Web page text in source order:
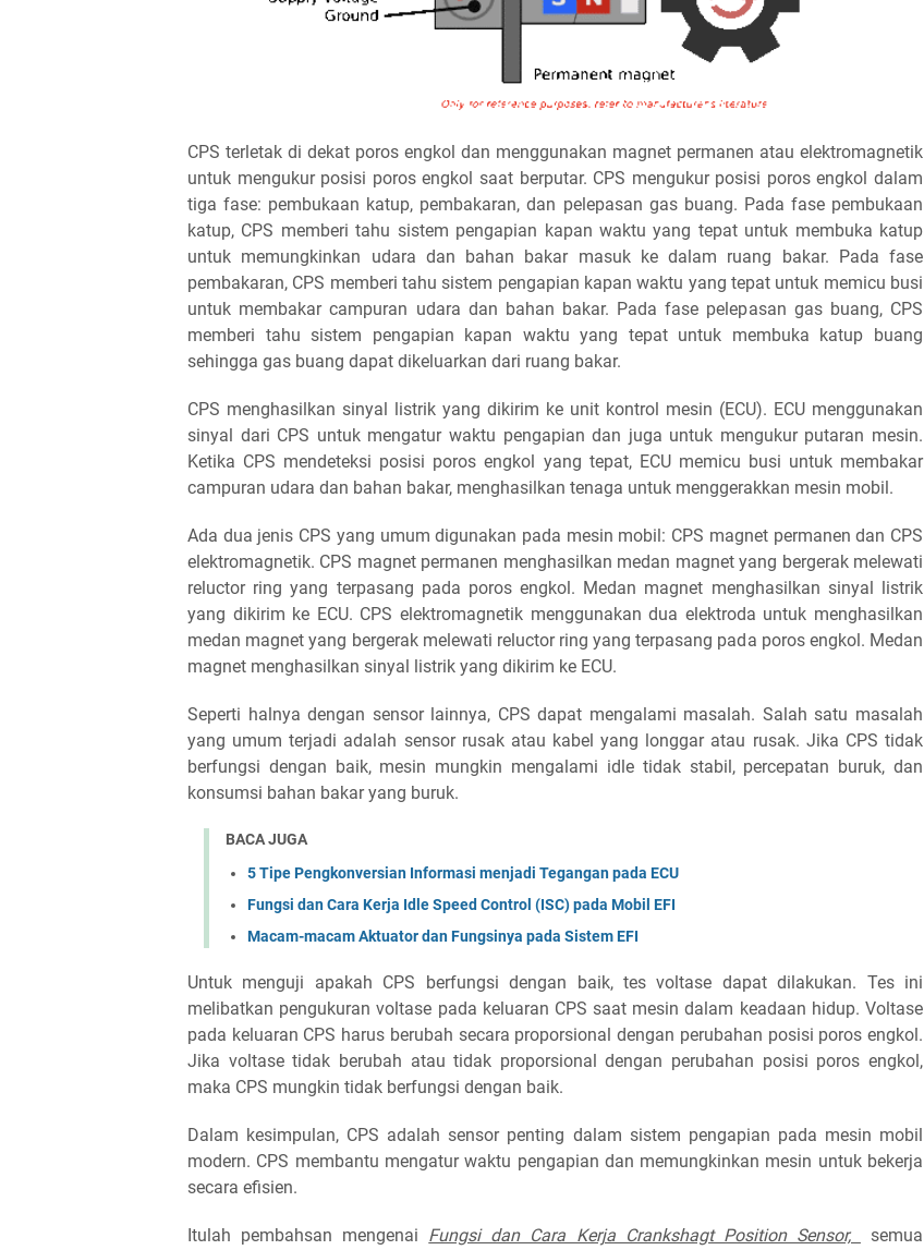
CPS terletak di dekat poros engkol dan menggunakan magnet permanen atau elektromagnetik
untuk mengukur posisi poros engkol saat berputar. CPS mengukur posisi poros engkol dalam
tiga fase: pembukaan katup, pembakaran, dan pelepasan gas buang. Pada fase pembukaan
katup, CPS memberi tahu sistem pengapian kapan waktu yang tepat untuk membuka katup
untuk memungkinkan udara dan bahan bakar masuk ke dalam ruang bakar. Pada fase
pembakaran, CPS memberi tahu sistem pengapian kapan waktu yang tepat untuk memicu busi
untuk membakar campuran udara dan bahan bakar. Pada fase pelepasan gas buang, CPS
memberi tahu sistem pengapian kapan waktu yang tepat untuk membuka katup buang
sehingga gas buang dapat dikeluarkan dari ruang bakar.
CPS menghasilkan sinyal listrik yang dikirim ke unit kontrol mesin (ECU). ECU menggunakan
sinyal dari CPS untuk mengatur waktu pengapian dan juga untuk mengukur putaran mesin.
Ketika CPS mendeteksi posisi poros engkol yang tepat, ECU memicu busi untuk membakar
campuran udara dan bahan bakar, menghasilkan tenaga untuk menggerakkan mesin mobil.
Ada dua jenis CPS yang umum digunakan pada mesin mobil: CPS magnet permanen dan CPS
elektromagnetik. CPS magnet permanen menghasilkan medan magnet yang bergerak melewati
reluctor ring yang terpasang pada poros engkol. Medan magnet menghasilkan sinyal listrik
yang dikirim ke ECU. CPS elektromagnetik menggunakan dua elektroda untuk menghasilkan
medan magnet yang bergerak melewati reluctor ring yang terpasang pada poros engkol. Medan
magnet menghasilkan sinyal listrik yang dikirim ke ECU.
Seperti halnya dengan sensor lainnya, CPS dapat mengalami masalah. Salah satu masalah
yang umum terjadi adalah sensor rusak atau kabel yang longgar atau rusak. Jika CPS tidak
berfungsi dengan baik, mesin mungkin mengalami idle tidak stabil, percepatan buruk, dan
konsumsi bahan bakar yang buruk.
BACA JUGA
5 Tipe Pengkonversian Informasi menjadi Tegangan pada ECU
Fungsi dan Cara Kerja Idle Speed Control (ISC) pada Mobil EFI
Macam-macam Aktuator dan Fungsinya pada Sistem EFI
Untuk menguji apakah CPS berfungsi dengan baik, tes voltase dapat dilakukan. Tes ini
melibatkan pengukuran voltase pada keluaran CPS saat mesin dalam keadaan hidup. Voltase
pada keluaran CPS harus berubah secara proporsional dengan perubahan posisi poros engkol.
Jika voltase tidak berubah atau tidak proporsional dengan perubahan posisi poros engkol,
maka CPS mungkin tidak berfungsi dengan baik.
Dalam kesimpulan, CPS adalah sensor penting dalam sistem pengapian pada mesin mobil
modern. CPS membantu mengatur waktu pengapian dan memungkinkan mesin untuk bekerja
secara efisien.
Itulah pembahsan mengenai Fungsi dan Cara Kerja Crankshagt Position Sensor,
semua